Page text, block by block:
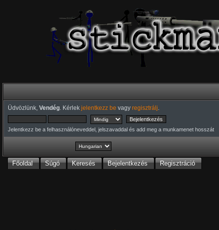
Üdvözlünk, Vendég. Kérlek jelentkezz be vagy regisztrálj
Jelentkezz be a felhasználóneveddel, jelszavaddal és add meg a munkamenet hosszát
Főoldal Súgó Keresés Bejelentkezés Regisztráció